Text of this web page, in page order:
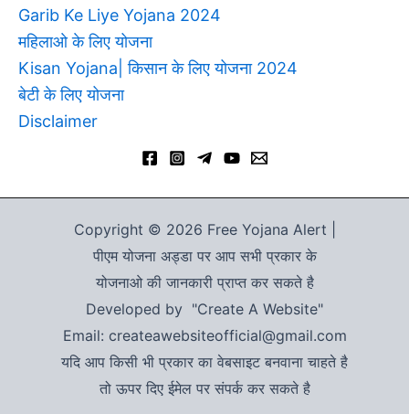
Garib Ke Liye Yojana 2024
महिलाओ के लिए योजना
Kisan Yojana| किसान के लिए योजना 2024
बेटी के लिए योजना
Disclaimer
Copyright © 2026 Free Yojana Alert |
पीएम योजना अड्डा पर आप सभी प्रकार के
योजनाओ की जानकारी प्राप्त कर सकते है
Developed by "Create A Website"
Email: createawebsiteofficial@gmail.com
यदि आप किसी भी प्रकार का वेबसाइट बनवाना चाहते है
तो ऊपर दिए ईमेल पर संपर्क कर सकते है